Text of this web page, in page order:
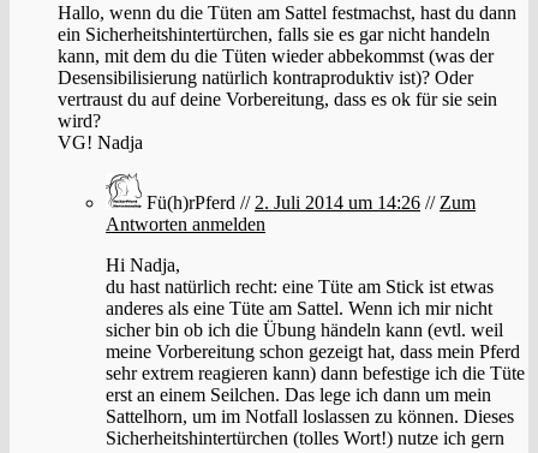
Hallo, wenn du die Tüten am Sattel festmachst, hast du dann
ein Sicherheitshintertürchen, falls sie es gar nicht handeln
kann, mit dem du die Tüten wieder abbekommst (was der
Desensibilisierung natürlich kontraproduktiv ist)? Oder
vertraust du auf deine Vorbereitung, dass es ok für sie sein
wird?
VG! Nadja
Fü(h)rPferd // 2. Juli 2014 um 14:26 // Zum
Antworten anmelden
Hi Nadja,
du hast natürlich recht: eine Tüte am Stick ist etwas
anderes als eine Tüte am Sattel. Wenn ich mir nicht
sicher bin ob ich die Übung händeln kann (evtl. weil
meine Vorbereitung schon gezeigt hat, dass mein Pferd
sehr extrem reagieren kann) dann befestige ich die Tüte
erst an einem Seilchen. Das lege ich dann um mein
Sattelhorn, um im Notfall loslassen zu können. Dieses
Sicherheitshintertürchen (tolles Wort!) nutze ich gern